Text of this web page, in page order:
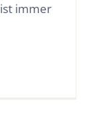
immer